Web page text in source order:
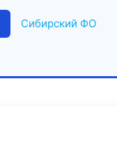
Сибирский ФО